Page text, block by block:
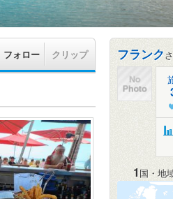
フォロー クリップ フランク
1国・地